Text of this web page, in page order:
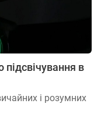
в
і розумних